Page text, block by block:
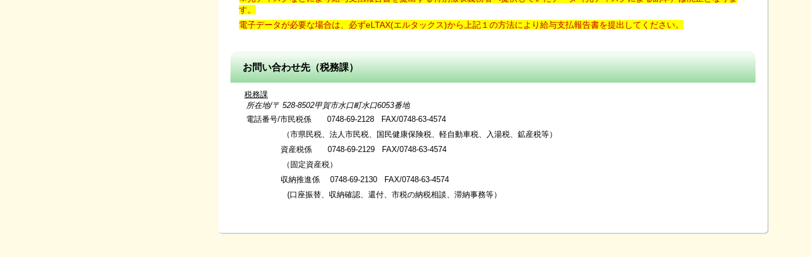
す。
電子データが必要な場合は、必ずeLTAX(エルタックス)から上記１の方法により給与支払報告書を提出してください。
お問い合わせ先（税務課）
税務課
所在地/〒 528-8502甲賀市水口町水口6053番地
電話番号/市民税係 0748-69-2128 FAX/0748-63-4574
（市県民税、法人市民税、国民健康保険税、軽自動車税、入湯税、鉱産税等）
資産税係 0748-69-2129 FAX/0748-63-4574
（固定資産税）
収納推進係
0748-69-2130 FAX/0748-63-4574
(口座振替、収納確認、還付、市税の納税相談、滞納事務等）